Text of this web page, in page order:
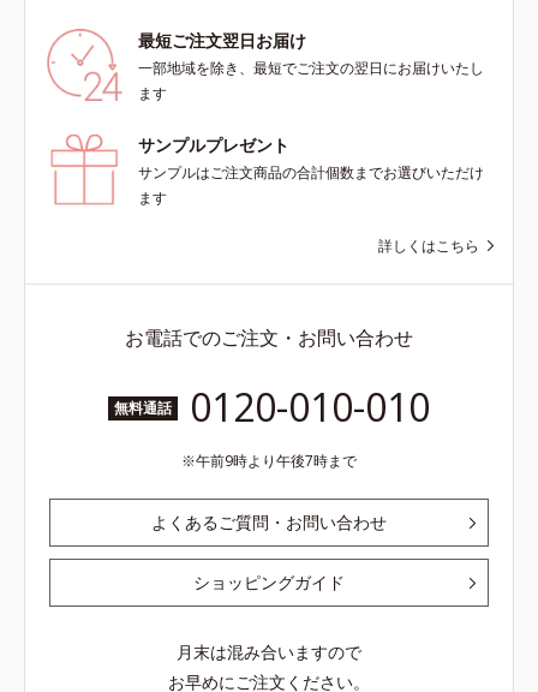
最短ご注文翌日お届け
一部地域を除き、最短でご注文の翌日にお届けいたし
ます
サンプルプレゼント
サンプルはご注文商品の合計個数までお選びいただけ
ます
詳しくはこちら
お電話でのご注文・お問い合わせ
無料通話 0120-010-010
午前9時より午後7時まで
よくあるご質問・お問い合わせ
ショッピングガイド
月末は混み合いますので
お早めにご注文ください。